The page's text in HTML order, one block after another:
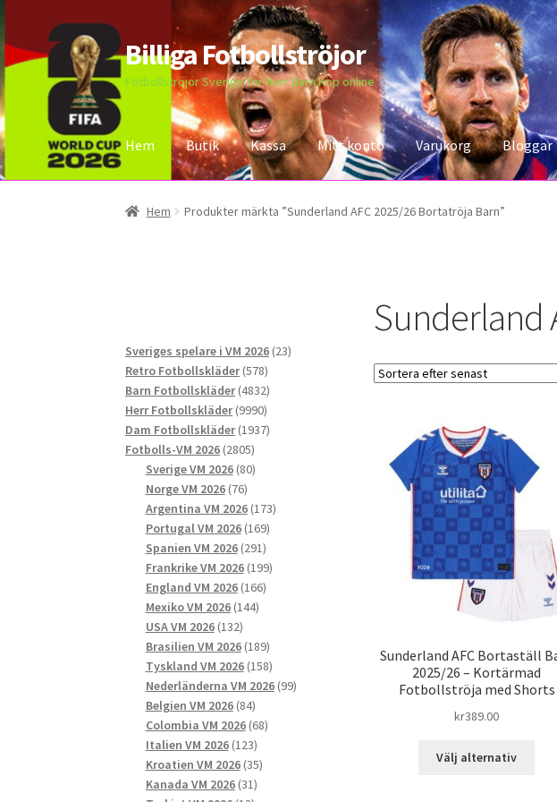
Hoppa
till
navigering
Hoppa
till
innehåll
Billiga Fotbollströjor
Fotbollströjor Sverige för Herr Barn Köp online
Hem Butik Kassa Mitt konto Varukorg Bloggar
Hem Bloggar Butik Kassa Kontakta oss Mitt konto Storleksguiden
Hem Produkter märkta ”Sunderland AFC 2025/26 Bortatröja Barn”
Sunderland
Sunderland AFC Bortaställ
2025/26 – Kortärmad
Fotbollströja med Shorts
kr389.00
Välj alternativ
Sveriges spelare i VM 2026 2323
Retro Fotbollskläder 578578
produkter
Barn Fotbollskläder 48324832
produkter
Herr Fotbollskläder 99909990
produkter
Dam Fotbollskläder 19371937
Fotbolls-VM 2026 28052805
produkter
Sverige VM 2026 8080
Norge VM 2026 7676
produkter
Argentina VM 2026 173173
Portugal VM 2026 169169
produkter
Spanien VM 2026 291291
produkter
Frankrike VM 2026 199199
England VM 2026 166166
Mexiko VM 2026 144144
USA VM 2026 132132
produkter
Brasilien VM 2026 189189
produkter
Tyskland VM 2026 158158
produkter
Nederländerna VM 2026 9999
Belgien VM 2026 8484
produkter
Colombia VM 2026 6868
Italien VM 2026 123123
produkter
Kroatien VM 2026 3535
Kanada VM 2026 3131